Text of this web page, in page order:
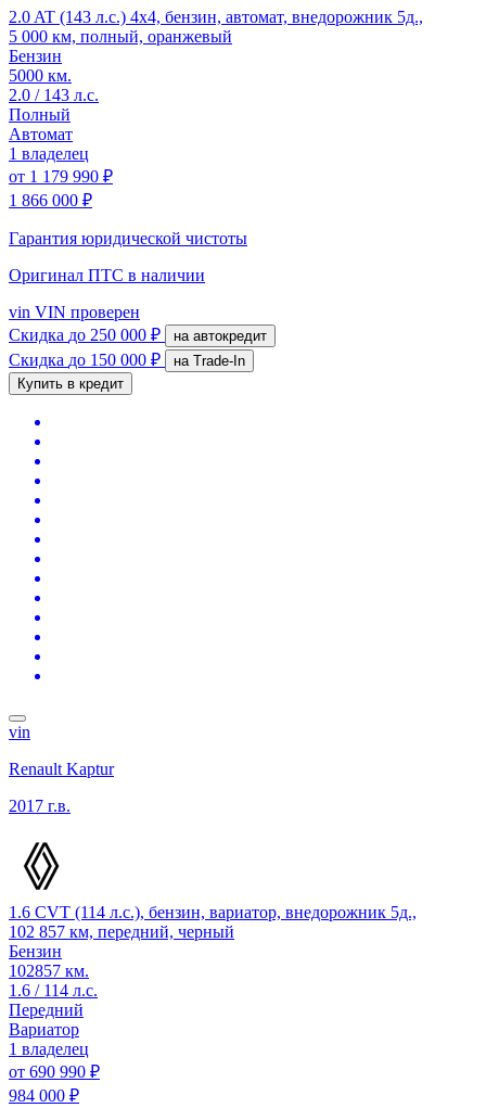
2.0 AT (143 л.с.) 4x4, бензин, автомат, внедорожник 5д.,
5 000 км, полный, оранжевый
Бензин
5000 км.
2.0 / 143 л.с.
Полный
Автомат
1 владелец
от 1 179 990 ₽
1 866 000 ₽
Гарантия юридической чистоты
Оригинал ПТС в наличии
vin VIN проверен
Скидка до 250 000 ₽ на автокредит
Скидка до 150 000 ₽
на Trade-In
Купить в кредит
vin
Renault Kaptur
2017 г.в.
1.6 CVT (114 л.с.), бензин, вариатор, внедорожник 5д.,
102 857 км, передний, черный
Бензин
102857 км.
1.6 / 114 л.с.
Передний
Вариатор
1 владелец
от 690 990 ₽
984 000 ₽